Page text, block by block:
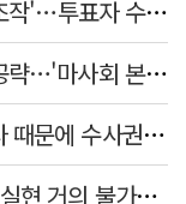
주진우 "선관위 117곳서 '타임머신 조작'…투표자 수 미리 입력"
김병삼 경북 영천시장, 이번엔 국회 공략…'마사회 본사 이전·광역교통망 확충' 요청
홍준표 "윤석열·한동훈 같은 정치검사 때문에 수사권마저 탈취 당해"
황희가 띄운 '버스 하우스'…민주당 "실현 거의 불가능, 해프닝으로 봐달라"